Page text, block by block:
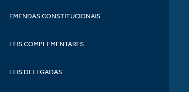
EMENDAS CONSTITUCIONAIS
LEIS COMPLEMENTARES
LEIS DELEGADAS